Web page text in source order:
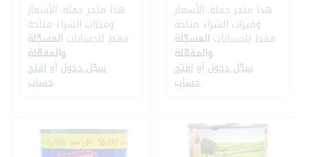
هذا متجر جملة. الأسعار
وميزات الشراء متاحة
فقط للحسابات المسجّلة
والمفعّلة.
سجّل دخول أو افتح
حساب.
هذا متجر جملة. الأسعار
وميزات الشراء متاحة
فقط للحسابات المسجّلة
والمفعّلة.
سجّل دخول أو افتح
حساب.